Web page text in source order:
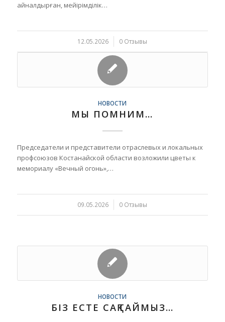
айналдырған, мейірімділік…
12.05.2026
/ 0 Отзывы
НОВОСТИ
МЫ ПОМНИМ…
Председатели и представители отраслевых и локальных
профсоюзов Костанайской области возложили цветы к
мемориалу «Вечный огонь»,…
09.05.2026
/ 0 Отзывы
НОВОСТИ
БІЗ ЕСТЕ САҚТАЙМЫЗ…